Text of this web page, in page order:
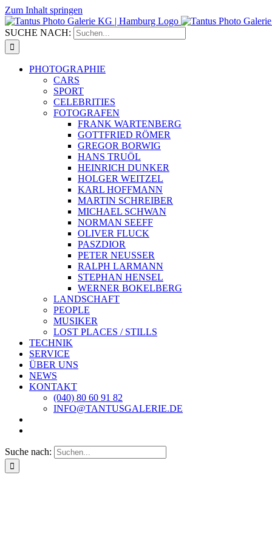
Zum Inhalt springen
SUCHE NACH:
PHOTOGRAPHIE
CARS
SPORT
CELEBRITIES
FOTOGRAFEN
FRANK WARTENBERG
GOTTFRIED RÖMER
GREGOR BORWIG
HANS TRUÖL
HEINRICH DUNKER
HOLGER WEITZEL
KARL HOFFMANN
MARTIN SCHREIBER
MICHAEL SCHWAN
NORMAN SEEFF
OLIVER FLUCK
PASZDIOR
PETER NEUSSER
RALPH LARMANN
STEPHAN HENSEL
WERNER BOKELBERG
LANDSCHAFT
PEOPLE
MUSIKER
LOST PLACES / STILLS
TECHNIK
SERVICE
ÜBER UNS
NEWS
KONTAKT
(040) 80 60 91 82
INFO@TANTUSGALERIE.DE
Suche nach: